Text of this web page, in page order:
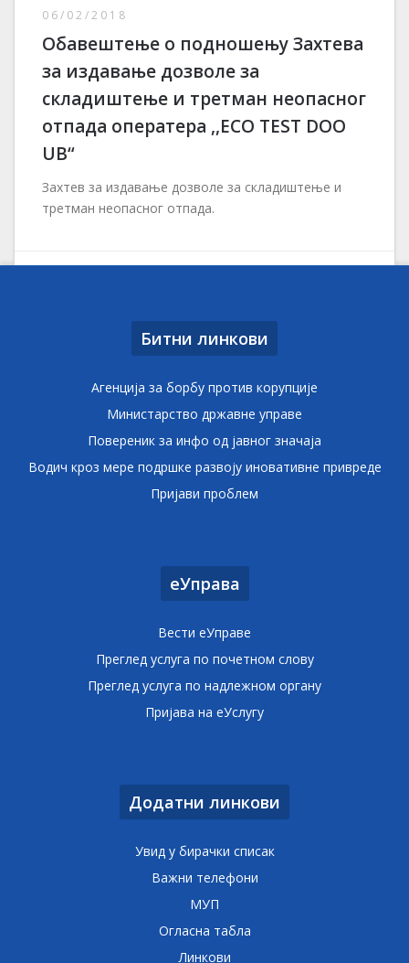
06/02/2018
Обавештење о подношењу Захтева
за издавање дозволе за
складиштење и третман неопасног
отпада оператера ,,ЕСО ТЕST DOO
UB“
Захтев за издавање дозволе за складиштење и
третман неопасног отпада.
Битни линкови
Агенција за борбу против корупције
Министарство државне управе
Повереник за инфо од јавног значаја
Водич кроз мере подршке развоју иновативне привреде
Пријави проблем
еУправа
Вести еУправе
Преглед услуга по почетном слову
Преглед услуга по надлежном органу
Пријава на еУслугу
Додатни линкови
Увид у бирачки списак
Важни телефони
МУП
Огласна табла
Линкови